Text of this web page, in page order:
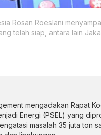
Rosan Roeslani
telah siap, antara lain
mengadakan Rapat
Energi (PSEL) yang
masalah 35 juta ton